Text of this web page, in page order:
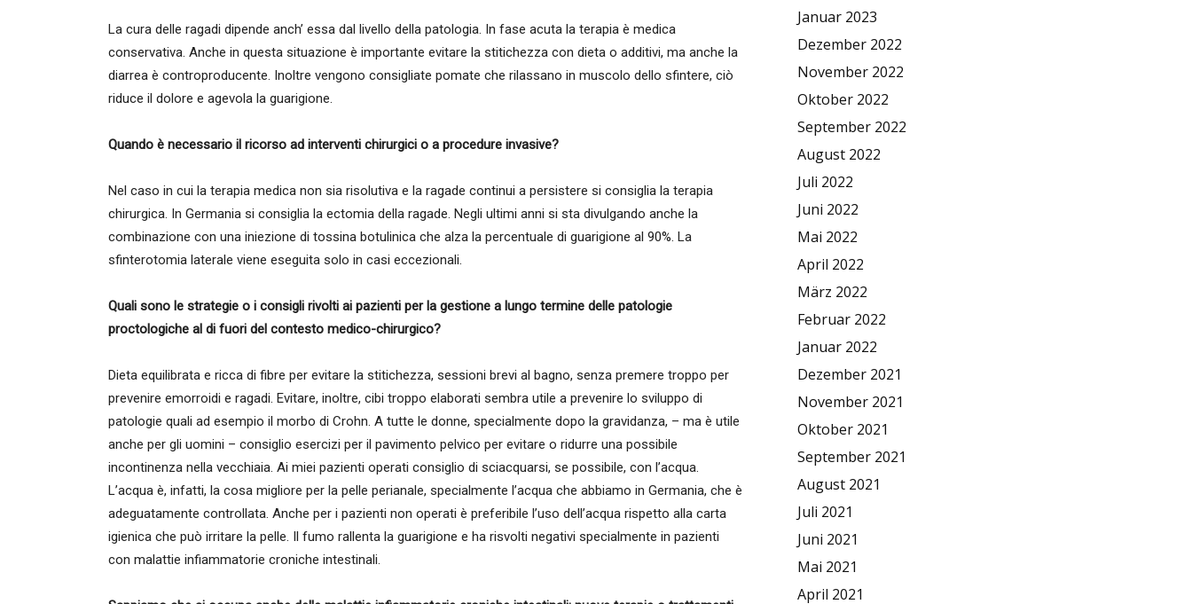
La cura delle ragadi dipende anch’ essa dal livello della patologia. In fase acuta la terapia è medica
conservativa. Anche in questa situazione è importante evitare la stitichezza con dieta o additivi, ma anche la
diarrea è controproducente. Inoltre vengono consigliate pomate che rilassano in muscolo dello sfintere, ciò
riduce il dolore e agevola la guarigione.
Quando è necessario il ricorso ad interventi chirurgici o a procedure invasive?
Nel caso in cui la terapia medica non sia risolutiva e la ragade continui a persistere si consiglia la terapia
chirurgica. In Germania si consiglia la ectomia della ragade. Negli ultimi anni si sta divulgando anche la
combinazione con una iniezione di tossina botulinica che alza la percentuale di guarigione al 90%. La
sfinterotomia laterale viene eseguita solo in casi eccezionali.
Quali sono le strategie o i consigli rivolti ai pazienti per la gestione a lungo termine delle patologie
proctologiche al di fuori del contesto medico-chirurgico?
Dieta equilibrata e ricca di fibre per evitare la stitichezza, sessioni brevi al bagno, senza premere troppo per
prevenire emorroidi e ragadi. Evitare, inoltre, cibi troppo elaborati sembra utile a prevenire lo sviluppo di
patologie quali ad esempio il morbo di Crohn. A tutte le donne, specialmente dopo la gravidanza, – ma è utile
anche per gli uomini – consiglio esercizi per il pavimento pelvico per evitare o ridurre una possibile
incontinenza nella vecchiaia. Ai miei pazienti operati consiglio di sciacquarsi, se possibile, con l’acqua.
L’acqua è, infatti, la cosa migliore per la pelle perianale, specialmente l’acqua che abbiamo in Germania, che è
adeguatamente controllata. Anche per i pazienti non operati è preferibile l’uso dell’acqua rispetto alla carta
igienica che può irritare la pelle. Il fumo rallenta la guarigione e ha risvolti negativi specialmente in pazienti
con malattie infiammatorie croniche intestinali.
Januar 2023
Dezember 2022
November 2022
Oktober 2022
September 2022
August 2022
Juli 2022
Juni 2022
Mai 2022
April 2022
März 2022
Februar 2022
Januar 2022
Dezember 2021
November 2021
Oktober 2021
September 2021
August 2021
Juli 2021
Juni 2021
Mai 2021
April 2021